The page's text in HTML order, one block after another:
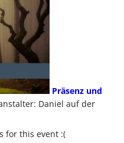
Präsenz und
Daniel auf der
for this event :(